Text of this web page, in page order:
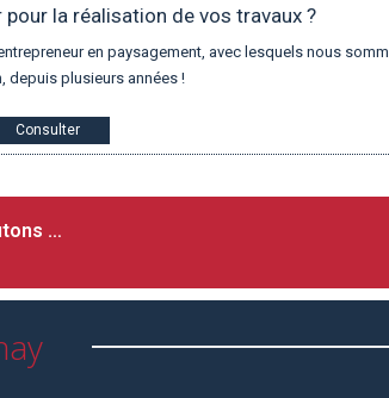
pour la réalisation de vos travaux ?
en paysagement, avec lesquels nous
depuis plusieurs années !
Consulter
…